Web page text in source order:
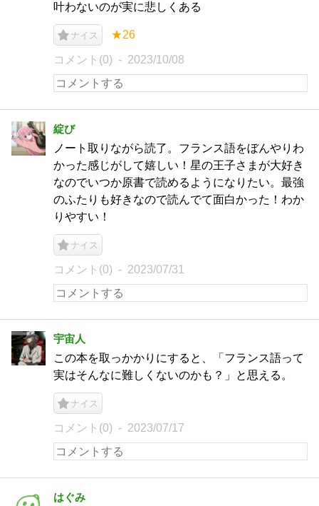
叶わないのが実に悲しくある
ナイス ★26
コメント(0) 2023/10/08
綻び
ノート取りながら読了。フランス語をぼんやりわ
かった感じがして嬉しい！星の王子さまが大好き
なのでいつか原書で読めるようになりたい。最強
のふたりも好きなので読んでて面白かった！わか
りやすい！
ナイス
コメント(0) 2023/07/31
宇宙人
この本を取っかかりにすると、「フランス語って
実はそんなに難しくないのかも？」と思える。
ナイス
コメント(0) 2023/07/17
はぐみ